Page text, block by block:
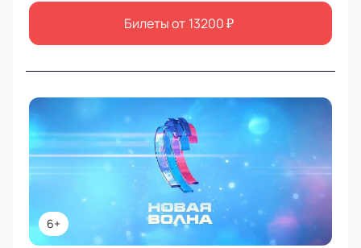
Билеты от 13200₽
6+